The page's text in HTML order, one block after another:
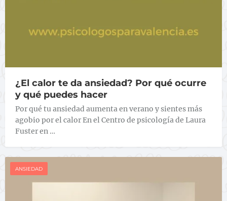
¿El calor te da ansiedad? Por qué ocurre
y qué puedes hacer
Por qué tu ansiedad aumenta en verano y sientes más
agobio por el calor En el Centro de psicología de Laura
Fuster en …
ANSIEDAD